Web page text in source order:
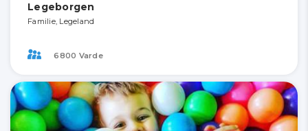
Legeborgen
Familie, Legeland
6800 Varde